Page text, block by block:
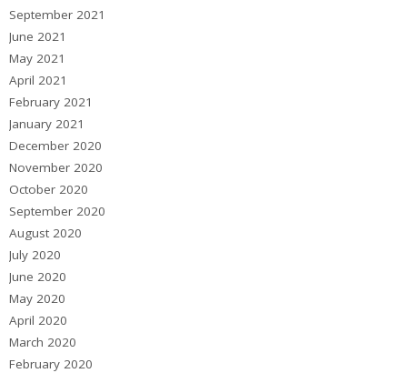
September 2021
June 2021
May 2021
April 2021
February 2021
January 2021
December 2020
November 2020
October 2020
September 2020
August 2020
July 2020
June 2020
May 2020
April 2020
March 2020
February 2020